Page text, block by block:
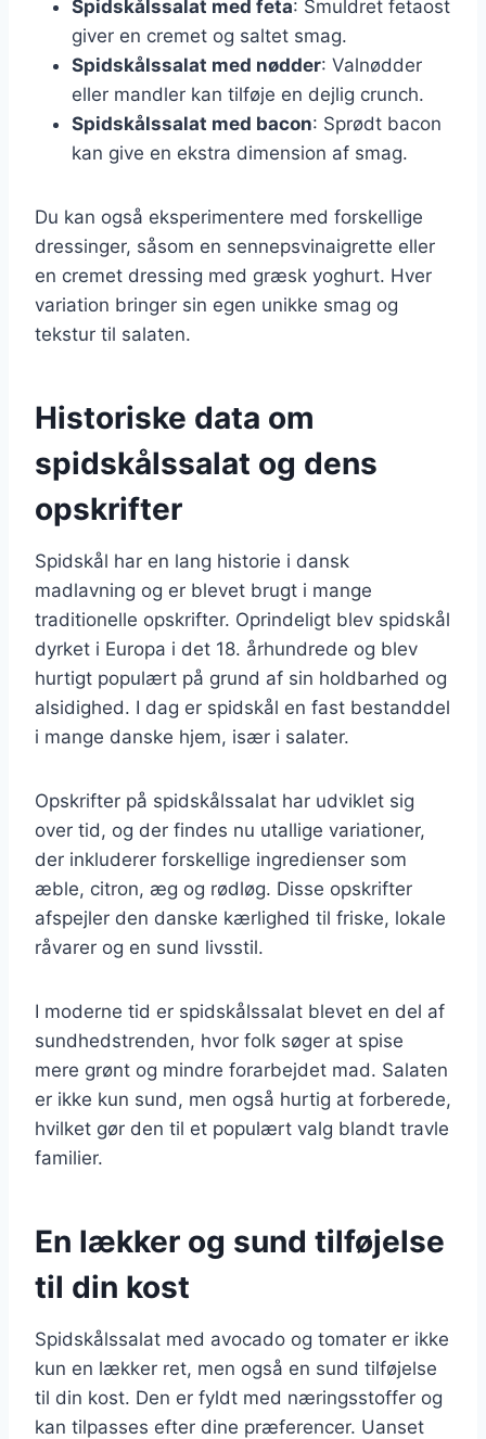
Spidskålssalat med feta: Smuldret fetaost
giver en cremet og saltet smag.
Spidskålssalat med nødder: Valnødder
eller mandler kan tilføje en dejlig crunch.
Spidskålssalat med bacon: Sprødt bacon
kan give en ekstra dimension af smag.
Du kan også eksperimentere med forskellige
dressinger, såsom en sennepsvinaigrette eller
en cremet dressing med græsk yoghurt. Hver
variation bringer sin egen unikke smag og
tekstur til salaten.
Historiske data om
spidskålssalat og dens
opskrifter
Spidskål har en lang historie i dansk
madlavning og er blevet brugt i mange
traditionelle opskrifter. Oprindeligt blev spidskål
dyrket i Europa i det 18. århundrede og blev
hurtigt populært på grund af sin holdbarhed og
alsidighed. I dag er spidskål en fast bestanddel
i mange danske hjem, især i salater.
Opskrifter på spidskålssalat har udviklet sig
over tid, og der findes nu utallige variationer,
der inkluderer forskellige ingredienser som
æble, citron, æg og rødløg. Disse opskrifter
afspejler den danske kærlighed til friske, lokale
råvarer og en sund livsstil.
I moderne tid er spidskålssalat blevet en del af
sundhedstrenden, hvor folk søger at spise
mere grønt og mindre forarbejdet mad. Salaten
er ikke kun sund, men også hurtig at forberede,
hvilket gør den til et populært valg blandt travle
familier.
En lækker og sund tilføjelse
til din kost
Spidskålssalat med avocado og tomater er ikke
kun en lækker ret, men også en sund tilføjelse
til din kost. Den er fyldt med næringsstoffer og
kan tilpasses efter dine præferencer. Uanset